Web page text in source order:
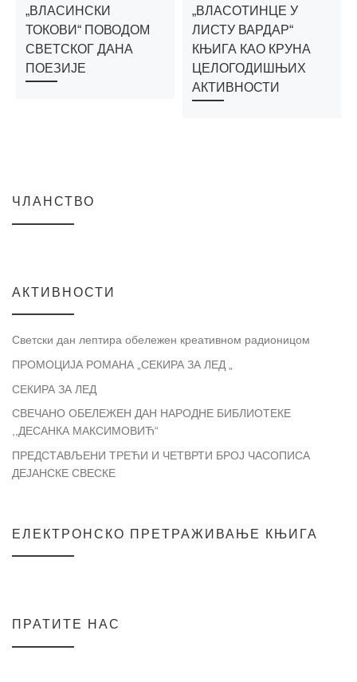
„ВЛАСИНСКИ
ТОКОВИ“ ПОВОДОМ
СВЕТСКОГ ДАНА
ПОЕЗИЈЕ
„ВЛАСОТИНЦЕ У
ЛИСТУ ВАРДАР“
КЊИГА КАО КРУНА
ЦЕЛОГОДИШЊИХ
АКТИВНОСТИ
ЧЛАНСТВО
АКТИВНОСТИ
Светски дан лептира обележен креативном радионицом
ПРОМОЦИЈА РОМАНА „СЕКИРА ЗА ЛЕД „
СЕКИРА ЗА ЛЕД
СВЕЧАНО ОБЕЛЕЖЕН ДАН НАРОДНЕ БИБЛИОТЕКЕ
,,ДЕСАНКА МАКСИМОВИЋ“
ПРЕДСТАВЉЕНИ ТРЕЋИ И ЧЕТВРТИ БРОЈ ЧАСОПИСА
ДЕЈАНСКЕ СВЕСКЕ
ЕЛЕКТРОНСКО ПРЕТРАЖИВАЊЕ КЊИГА
ПРАТИТЕ НАС